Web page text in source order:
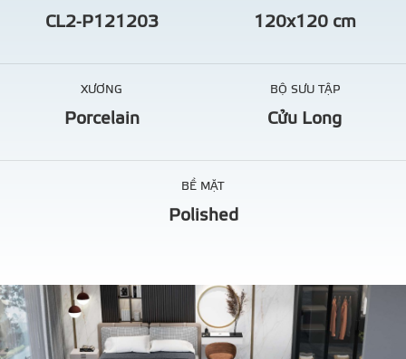
CL2-P121203 120x120 cm
XƯƠNG
Porcelain
BỘ SƯU TẬP
Cửu Long
BỀ MẶT
Polished